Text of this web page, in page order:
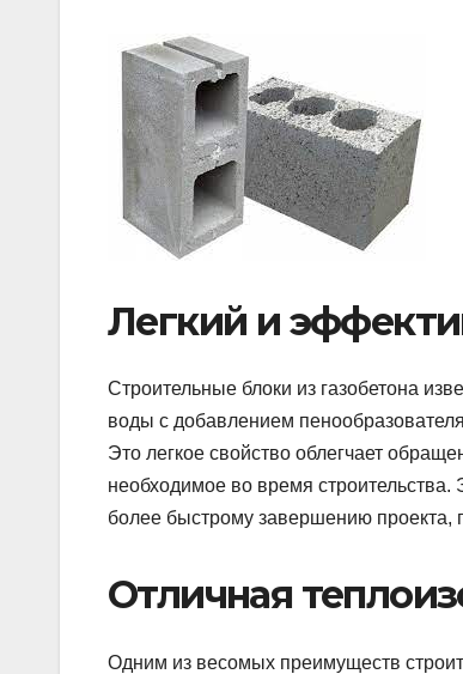
Легкий и
Строительные блоки из газобетона
воды с добавлением
Это легкое свойство облегчает
необходимое во время
более быстрому завершению проекта,
Отличная
Одним из весомых преимуществ